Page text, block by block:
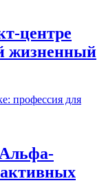
центре
жизненный